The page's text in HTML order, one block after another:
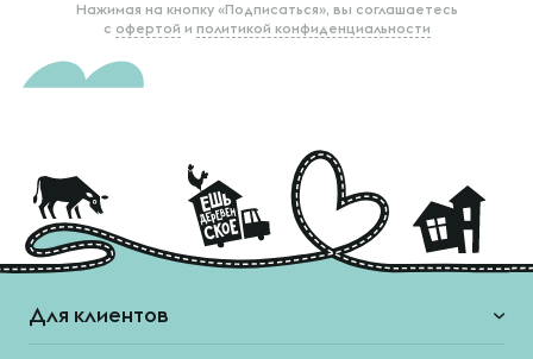
Нажимая на кнопку «Подписаться», вы соглашаетесь
с офертой и политикой конфиденциальности
Для клиентов